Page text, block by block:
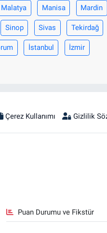
Malatya Manisa Mardin
Sinop Sivas Tekirdağ
İstanbul İzmir
Çerez Kullanımı Gizlilik
Puan Durumu ve Fikstür